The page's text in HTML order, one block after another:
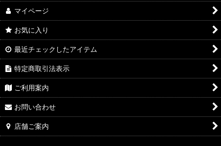
2026年4月DMワイン
2026年3月DMワイン
2026年2月DMワイン
2026年1月DMワイン
2025年12月DMワイン
2025年11月DMワイン
2025年10月DMワイン
マイページ
お気に入り
最近チェックしたアイテム
特定商取引法表示
ご利用案内
お問い合わせ
店舗ご案内